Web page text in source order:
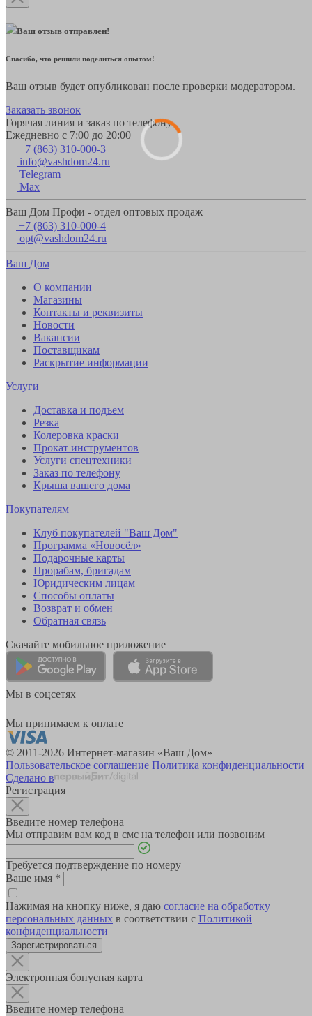
Ваш отзыв отправлен!
Спасибо, что решили поделиться опытом!
Ваш отзыв будет опубликован после проверки модератором.
Заказать звонок
Горячая линия и заказ по телефону
Ежедневно с 7:00 до 20:00
+7 (863) 310-000-3
info@vashdom24.ru
Telegram
Max
Ваш Дом Профи - отдел оптовых продаж
+7 (863) 310-000-4
opt@vashdom24.ru
Ваш Дом
О компании
Магазины
Контакты и реквизиты
Новости
Вакансии
Поставщикам
Раскрытие информации
Услуги
Доставка и подъем
Резка
Колеровка краски
Прокат инструментов
Услуги спецтехники
Заказ по телефону
Крыша вашего дома
Покупателям
Клуб покупателей "Ваш Дом"
Программа «Новосёл»
Подарочные карты
Прорабам, бригадам
Юридическим лицам
Способы оплаты
Возврат и обмен
Обратная связь
Скачайте мобильное приложение
Мы в соцсетях
Мы принимаем к оплате
© 2011-2026 Интернет-магазин «Ваш Дом»
Пользовательское соглашение Политика конфиденциальности
Сделано в
Регистрация
Введите номер телефона
Мы отправим вам код в смс на телефон или позвоним
Требуется подтверждение по номеру
Ваше имя *
Нажимая на кнопку ниже, я даю согласие на обработку
персональных данных в соответствии с Политикой
конфиденциальности
Зарегистрироваться
Электронная бонусная карта
Введите номер телефона